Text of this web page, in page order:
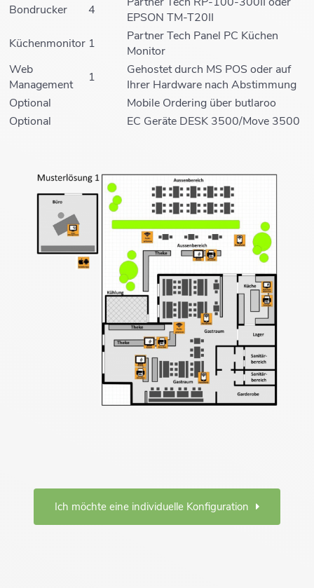
Bondrucker
4
EPSON TM-T20II
Küchenmonitor 1
Partner Tech Panel PC Küchen
Monitor
Web
Management
1
Gehostet durch MS POS oder auf
Ihrer Hardware nach Abstimmung
Optional
Mobile Ordering über butlaroo
Optional
EC Geräte DESK 3500/Move 3500
Ich möchte eine individuelle Konfiguration